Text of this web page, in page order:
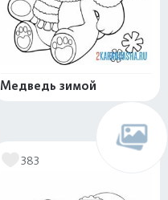
Медведь зимой
383